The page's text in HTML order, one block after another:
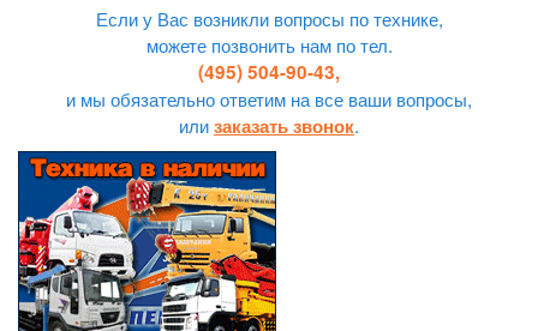
Если у Вас возникли вопросы по технике,
можете позвонить нам по тел.
(495) 504-90-43,
и мы обязательно ответим на все ваши вопросы,
илизаказать звонок.